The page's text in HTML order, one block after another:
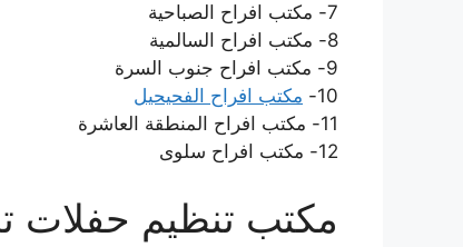
7- مكتب افراح الصباحية
8- مكتب افراح السالمية
9- مكتب افراح جنوب السرة
10-
مكتب افراح الفحيحيل
11- مكتب افراح المنطقة العاشرة
12- مكتب افراح سلوى
مكتب تنظيم حفلات